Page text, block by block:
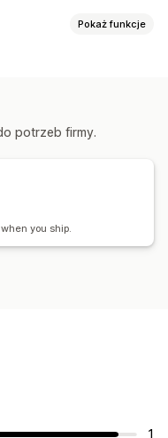
Pokaż funkcje
potrzeb firmy.
you ship.
1